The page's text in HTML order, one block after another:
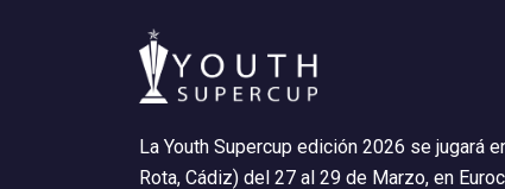
La Youth Supercup edición 2026 se jugará
Rota, Cádiz) del 27 al 29 de Marzo, en